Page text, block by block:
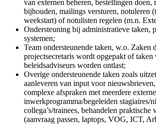
van externen beheren, bestellingen doen,
bijhouden, mailings versturen, notuleren
weekstart) of notulisten regelen (m.n.
Ondersteuning bij administratieve taken,
systemen;
Team ondersteunende taken, w.o. Zaken
projectsecretaris wordt opgepakt of taken
beleidsadviseurs worden ontlast;
Overige ondersteunende taken zoals
aanleveren van input voor
complexe afspraken met meerdere
inwerkprogramma/begeleiden stagiaires/
collega’s/trainees, behandelen praktische
(aanvraag passen, laptops, VOG, ICT,